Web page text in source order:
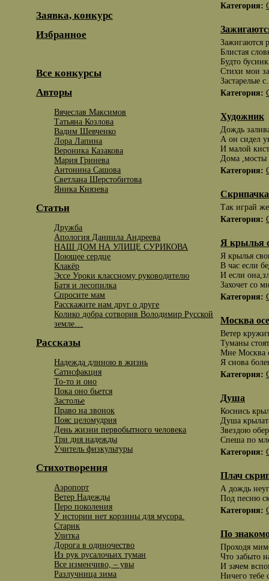
Заявка, конкурс
Избранное
Все конкурсы
Авторы
Вячеслав Максимов
Татьяна Козлова
Вадим Шевченко
Лора Лапина
Вероника Казакова
Мария Гринева
Антонина Сашова
Светлана Шерстобитова
Яника Князева
Статьи
Дружба
Апология Даниила Андреева
НАШ ДОМ НА УЛИЦЕ СУРИКОВА
Поющее сердце
Клакёр
Эссе Уроки классному руководителю
Батя и лесопилка
Спросите мам
Расскажите нам друг о друге
Колико добра сотворив Володимир Русской
земле…
Рассказы
Надежда длиною в жизнь
Сатисфакция
То-то и оно
Пока оно бьется
Застолье
Право на звонок
Пояс целомудрия
День жизни первобытного человека
Три дня надежды
Учитель физкультуры
Стихотворения
Аэропорт
Ветер Надежды
Перо поколения
У истории нет корзины для мусора.
Старик
Улитка
Дорога в одиночество
Из рук русалочьих туман
Все изменчиво, – увы
Разлучница зима
Категория:
Зажигаются
Блистая
Будто
Стихи мои
Застарелые
Категория:
Художник
Дождь
А он сидел
И малой
Дома ,мосты
Категория:
Так играй
Категория:
Я крылья
Я крылья
В час если
И если
Захочет со
Категория:
Москва
Ветер
Туманы
Мне Москва
Я снова
Категория:
Душа
Коснись
Душа
Звездою
Спеша по
Категория:
Плач
А дождь
Под песню
Категория:
По
Проходя
Что забыто
И зачем
Ничего тебе